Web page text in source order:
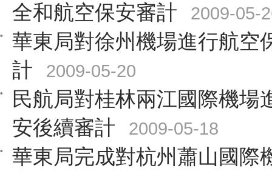
全和航空保安審計
2009-05-
華東局對徐州機場進行航空
計
2009-05-20
民航局對桂林兩江國際機場
安後續審計
2009-05-18
華東局完成對杭州蕭山國際